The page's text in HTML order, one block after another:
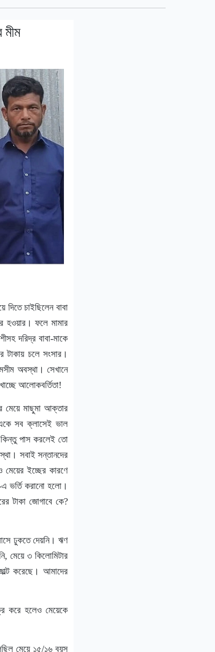
দিতে চাইছিলেন বাবা
হওয়ার। ফলে মামার
দরিদ্র বাবা-মাকে
টাকায় চলে সংসার।
অবস্থা। সেখানে
আলোকবর্তিতা!
মেয়ে মাছুমা আক্তার
সব ক্লাসেই ভাল
পাস করলেই তো
সবাই সন্তানদের
মেয়ের ইচ্ছের কারণে
এ ভর্তি করানো হলো।
টাকা জোগাবে কে?
ঢুকতে দেয়নি। ঋণ
মেয়ে ৩ কিলোমিটার
করেছে। আমাদের
করে হলেও মেয়েকে
মেয়ে ১৫/১৬ বয়স